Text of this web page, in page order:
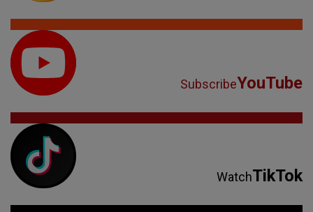
SubscribeYouTube
WatchTikTok